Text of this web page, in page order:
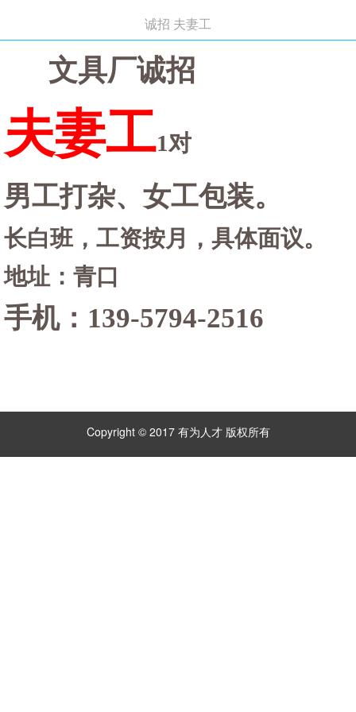
诚招 夫妻工
文具厂诚招
夫妻工1对
男工打杂、女工包装。
长白班，工资按月，具体面议。
地址：青口
手机： 139-5794-2516
Copyright © 2017 有为人才 版权所有